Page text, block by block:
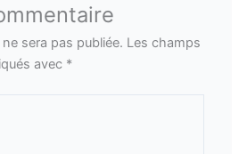
sera pas publiée. Les champs
avec *